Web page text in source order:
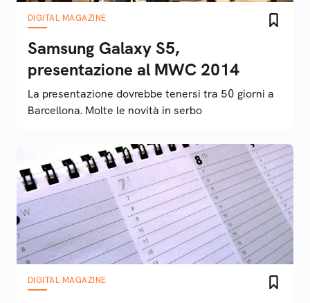
DIGITAL MAGAZINE
Samsung Galaxy S5,
presentazione al MWC 2014
La presentazione dovrebbe tenersi tra 50 giorni a
Barcellona. Molte le novità in serbo
DIGITAL MAGAZINE